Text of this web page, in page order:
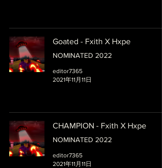
Goated - Fxith X Hxpe
NOMINATED 2022
editor7365
2021年11月11日
CHAMPION - Fxith X Hxpe
NOMINATED 2022
editor7365
2021年11月11日